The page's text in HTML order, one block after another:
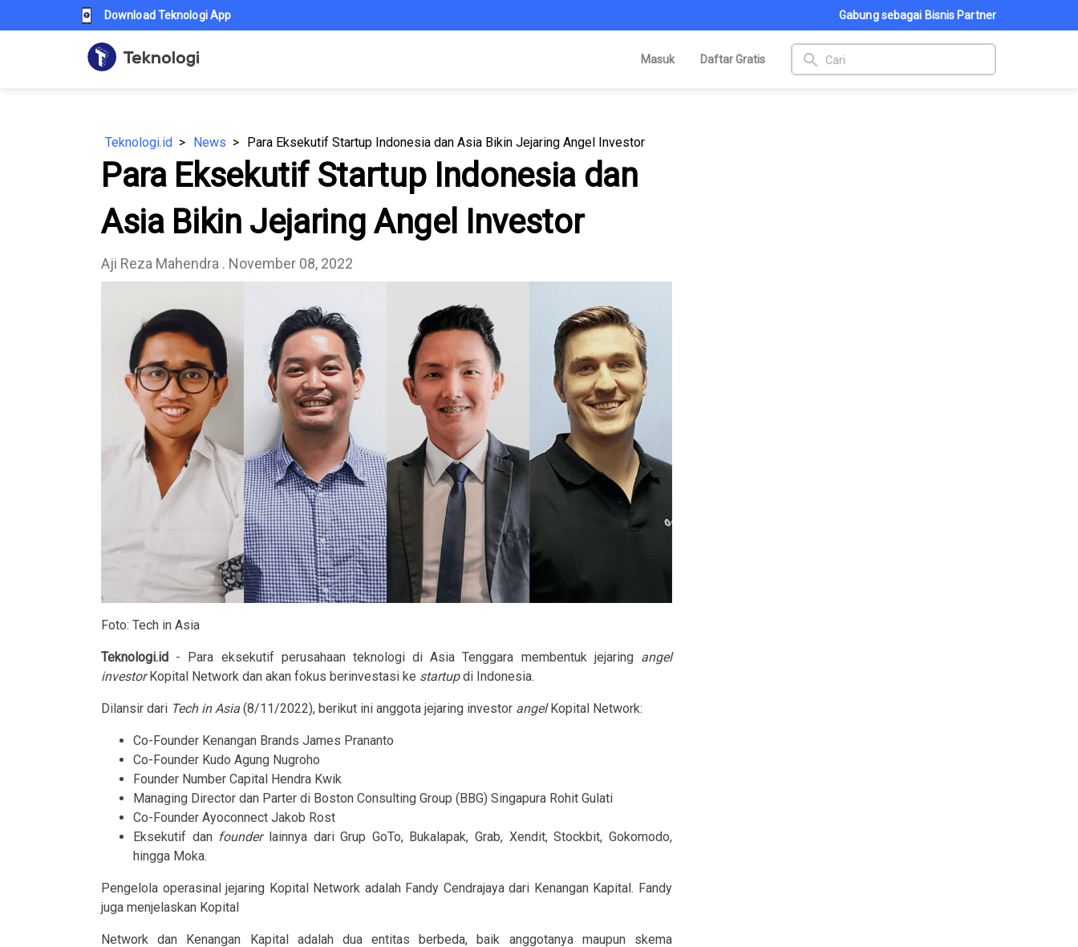
Download Teknologi App Gabung sebagai Bisnis Partner
Masuk Daftar Gratis search
Teknologi.id News Para Eksekutif Startup Indonesia dan Asia Bikin Jejaring Angel Investor
Para Eksekutif Startup Indonesia dan
Asia Bikin Jejaring Angel Investor
Aji Reza Mahendra . November 08, 2022
Foto: Tech in Asia
Teknologi.id - Para eksekutif perusahaan teknologi di Asia Tenggara membentuk jejaring angel
investorKopital Network dan akan fokus berinvestasi ke startupdi Indonesia.
Dilansir dari Tech in Asia (8/11/2022), berikut ini anggota jejaring investor angelKopital Network:
Co-Founder Kenangan Brands James Prananto
Co-Founder Kudo Agung Nugroho
Founder Number Capital Hendra Kwik
Managing Director dan Parter di Boston Consulting Group (BBG) Singapura Rohit Gulati
Co-Founder Ayoconnect Jakob Rost
Eksekutif dan founderlainnya dari Grup GoTo, Bukalapak, Grab, Xendit, Stockbit, Gokomodo,
hingga Moka.
Pengelola operasinal jejaring Kopital Network adalah Fandy Cendrajaya dari Kenangan Kapital. Fandy
juga menjelaskan Kopital
Network dan Kenangan Kapital adalah dua entitas berbeda, baik anggotanya maupun skema